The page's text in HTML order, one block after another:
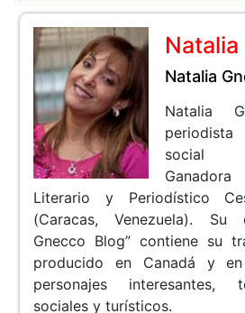
Natalia
Natalia
social
Literario y Periodístico
(Caracas, Venezuela). Su
Gnecco Blog” contiene su
producido en Canadá y
personajes interesantes,
sociales y turísticos.